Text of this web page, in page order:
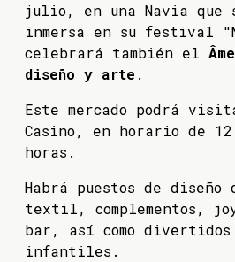
julio, en una Navia que
inmersa en su festival
celebrará también el
diseño y arte .
Este mercado podrá
Casino, en horario de
horas.
Habrá puestos de
textil, complementos,
bar, así como
infantiles.